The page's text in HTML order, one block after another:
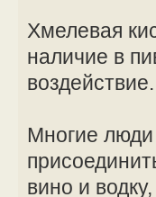
Хмелевая
наличие в
воздействие.
Многие
вино и